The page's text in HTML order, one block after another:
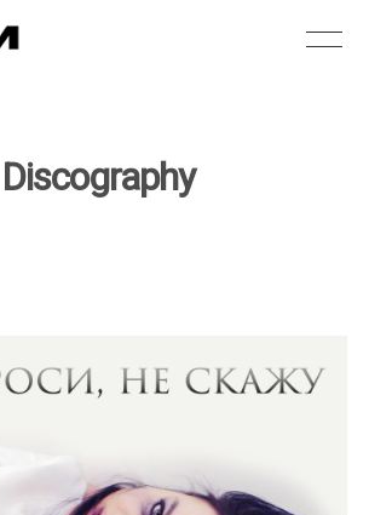
Discography